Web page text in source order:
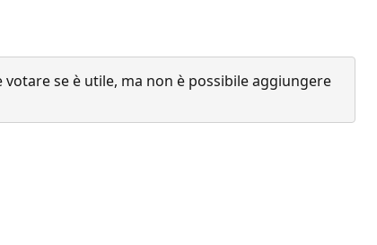
se è utile, ma non è possibile aggiungere